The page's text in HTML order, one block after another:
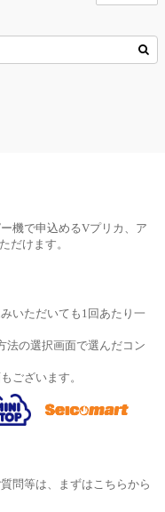
機で申込めるVプリカ、ア
だけます。
いただいても1回あたり一
法の選択画面で選んだコン
ございます。
問等は、まずはこちらから